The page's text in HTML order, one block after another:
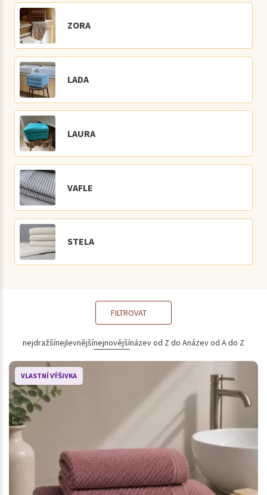
ZORA
LADA
LAURA
VAFLE
STELA
FILTROVAT
nejdražšínejlevnějšínejnovějšínázev od Z do Anázev od A do Z
VLASTNÍ VÝŠIVKA